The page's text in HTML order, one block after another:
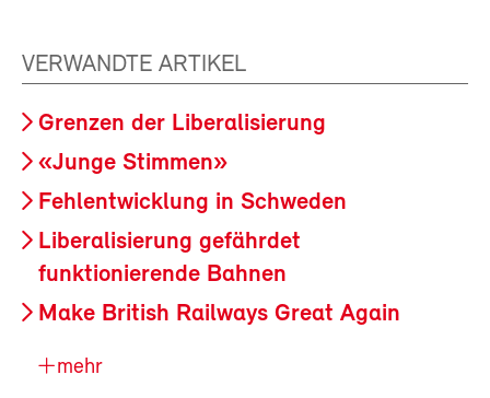
VERWANDTE ARTIKEL
Grenzen der Liberalisierung
«Junge Stimmen»
Fehlentwicklung in Schweden
Liberalisierung gefährdet
funktionierende Bahnen
Make British Railways Great Again
mehr